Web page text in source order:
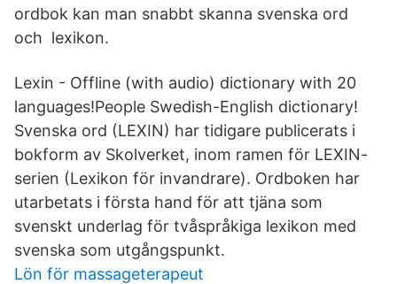
ordbok kan man snabbt skanna svenska ord
och lexikon.
Lexin - Offline (with audio) dictionary with 20
languages!People Swedish-English dictionary!
Svenska ord (LEXIN) har tidigare publicerats i
bokform av Skolverket, inom ramen för LEXIN-
serien (Lexikon för invandrare). Ordboken har
utarbetats i första hand för att tjäna som
svenskt underlag för tvåspråkiga lexikon med
svenska som utgångspunkt.
Lön för massageterapeut